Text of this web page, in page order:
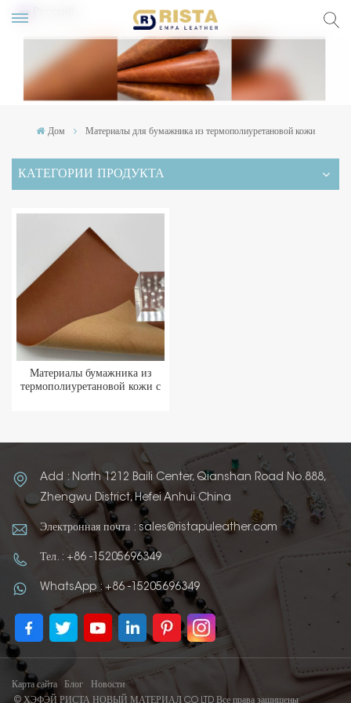
Дом Материалы для бумажника из термополиуретановой кожи
КАТЕГОРИИ ПРОДУКТА
Материалы бумажника из
термополиуретановой кожи с
Add : North 1212 Baili Center, Qianshan Road No.888,
Zhengwu District, Hefei Anhui China
Электронная почта : sales@ristapuleather.com
Тел. : +86 -15205696349
WhatsApp : +86 -15205696349
Карта сайта Блог
Новости
© ХЭФЭЙ РИСТА НОВЫЙ МАТЕРИАЛ CO LTD Все права защищены